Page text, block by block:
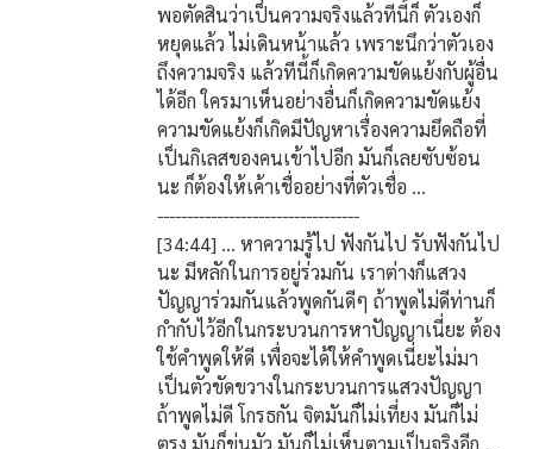
พอตัดสินว่าเป็นความจริงแล้วทีนี้ก็ ตัวเองก็
หยุดแล้ว ไม่เดินหน้าแล้ว เพราะนึกว่าตัวเอง
ถึงความจริง แล้วทีนี้ก็เกิดความขัดแย้งกับผู้อื่น
ได้อีก ใครมาเห็นอย่างอื่นก็เกิดความขัดแย้ง
ความขัดแย้งก็เกิดมีปัญหาเรื่องความยึดถือที่
เป็นกิเลสของคนเข้าไปอีก มันก็เลยซับซ้อน
นะ ก็ต้องให้เค้าเชื่ออย่างที่ตัวเชื่อ ...
----------------------------------
[34:44] ... หาความรู้ไป ฟังกันไป รับฟังกันไป
นะ มีหลักในการอยู่ร่วมกัน เราต่างก็แสวง
ปัญญาร่วมกันแล้วพูดกันดีๆ ถ้าพูดไม่ดีท่านก็
กำกับไว้อีกในกระบวนการหาปัญญาเนี่ยะ ต้อง
ใช้คำพูดให้ดี เพื่อจะได้ให้คำพูดเนี่ยะไม่มา
เป็นตัวขัดขวางในกระบวนการแสวงปัญญา
ถ้าพูดไม่ดี โกรธกัน จิตมันก็ไม่เที่ยง มันก็ไม่
ตรง มันก็ขุ่นมัว มันก็ไม่เห็นตามเป็นจริงอีก ...